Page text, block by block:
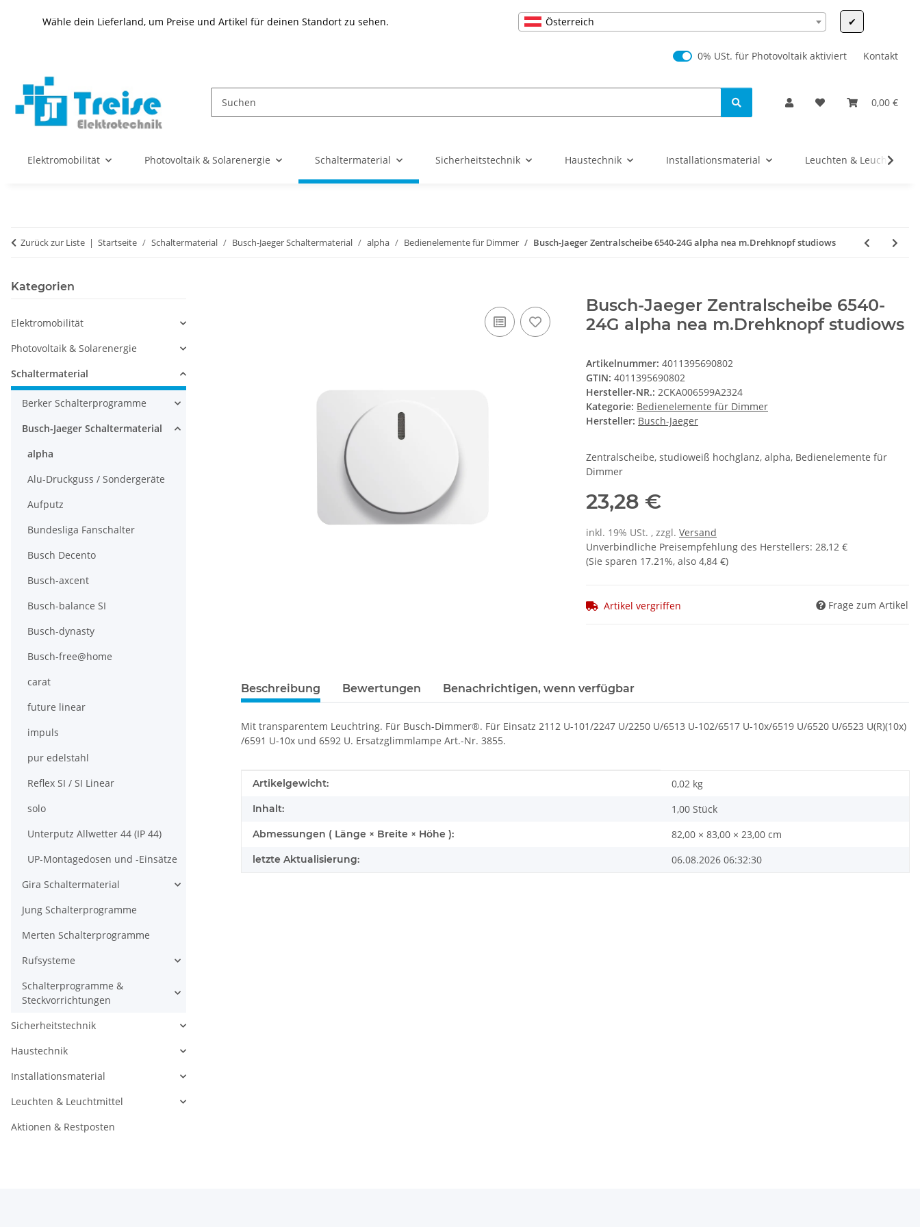
Wähle dein Lieferland, um Preise und Artikel für deinen Standort zu sehen. Österreich ✔
0% USt. für Photovoltaik (§ 12 Abs. 3 UStG)
0% USt. für Photovoltaik aktiviert Kontakt
0,00 €
Elektromobilität Photovoltaik & Solarenergie Schaltermaterial Sicherheitstechnik Haustechnik Installationsmaterial Leuchten & Leuchtmittel
Zurück zur Liste Startseite Schaltermaterial Busch-Jaeger Schaltermaterial alpha Bedienelemente für Dimmer Busch-Jaeger Zentralscheibe 6540-24G alpha nea m.Drehknopf studiows
Busch-Jaeger Zentralscheibe 6540-
24G alpha nea m.Drehknopf studiows
Artikelnummer: 4011395690802
GTIN: 4011395690802
Hersteller-NR.: 2CKA006599A2324
Kategorie: Bedienelemente für Dimmer
Hersteller: Busch-Jaeger
Zentralscheibe, studioweiß hochglanz, alpha, Bedienelemente für
Dimmer
23,28 €
inkl. 19% USt. , zzgl. Versand
Unverbindliche Preisempfehlung des Herstellers: 28,12 €
(Sie sparen 17.21%, also 4,84 €)
Artikel vergriffen Frage zum Artikel
Beschreibung Bewertungen Benachrichtigen, wenn verfügbar
Mit transparentem Leuchtring. Für Busch-Dimmer®. Für Einsatz 2112 U-101/2247 U/2250 U/6513 U-102/6517 U-10x/6519 U/6520 U/6523 U(R)(10x)
/6591 U-10x und 6592 U. Ersatzglimmlampe Art.-Nr. 3855.
Produkteigenschaft
Wert
Artikelgewicht: 0,02 kg
Inhalt: 1,00 Stück
Abmessungen ( Länge × Breite × Höhe ): 82,00 × 83,00 × 23,00 cm
letzte Aktualisierung: 06.08.2026 06:32:30
Kategorien
Elektromobilität
Photovoltaik & Solarenergie
Schaltermaterial
Berker Schalterprogramme
Busch-Jaeger Schaltermaterial
alpha
Alu-Druckguss / Sondergeräte
Aufputz
Bundesliga Fanschalter
Busch Decento
Busch-axcent
Busch-balance SI
Busch-dynasty
Busch-free@home
carat
future linear
impuls
pur edelstahl
Reflex SI / SI Linear
solo
Unterputz Allwetter 44 (IP 44)
UP-Montagedosen und -Einsätze
Gira Schaltermaterial
Jung Schalterprogramme
Merten Schalterprogramme
Rufsysteme
Schalterprogramme &
Steckvorrichtungen
Sicherheitstechnik
Haustechnik
Installationsmaterial
Leuchten & Leuchtmittel
Aktionen & Restposten